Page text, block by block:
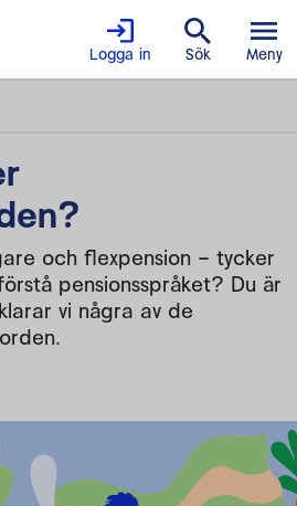
Logga in Sök Meny
och flexpension – tycker
pensionsspråket? Du är
vi några av de